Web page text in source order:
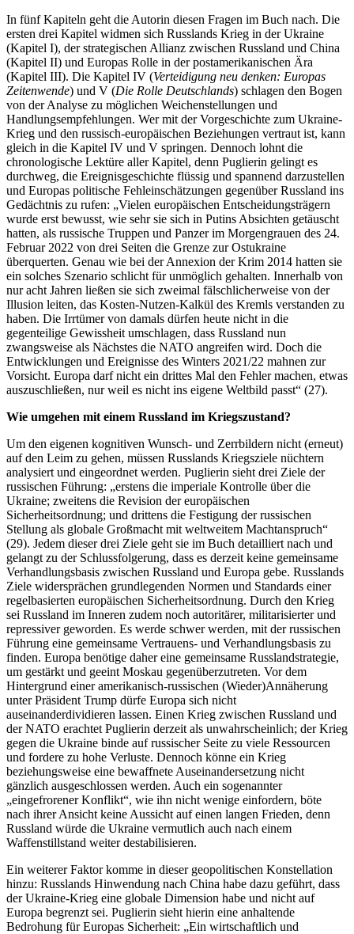
In fünf Kapiteln geht die Autorin diesen Fragen im Buch nach. Die
ersten drei Kapitel widmen sich Russlands Krieg in der Ukraine
(Kapitel I), der strategischen Allianz zwischen Russland und China
(Kapitel II) und Europas Rolle in der postamerikanischen Ära
(Kapitel III). Die Kapitel IV (Verteidigung neu denken: Europas
Zeitenwende) und V (Die Rolle Deutschlands) schlagen den Bogen
von der Analyse zu möglichen Weichenstellungen und
Handlungsempfehlungen. Wer mit der Vorgeschichte zum Ukraine-
Krieg und den russisch-europäischen Beziehungen vertraut ist, kann
gleich in die Kapitel IV und V springen. Dennoch lohnt die
chronologische Lektüre aller Kapitel, denn Puglierin gelingt es
durchweg, die Ereignisgeschichte flüssig und spannend darzustellen
und Europas politische Fehleinschätzungen gegenüber Russland ins
Gedächtnis zu rufen: „Vielen europäischen Entscheidungsträgern
wurde erst bewusst, wie sehr sie sich in Putins Absichten getäuscht
hatten, als russische Truppen und Panzer im Morgengrauen des 24.
Februar 2022 von drei Seiten die Grenze zur Ostukraine
überquerten. Genau wie bei der Annexion der Krim 2014 hatten sie
ein solches Szenario schlicht für unmöglich gehalten. Innerhalb von
nur acht Jahren ließen sie sich zweimal fälschlicherweise von der
Illusion leiten, das Kosten-Nutzen-Kalkül des Kremls verstanden zu
haben. Die Irrtümer von damals dürfen heute nicht in die
gegenteilige Gewissheit umschlagen, dass Russland nun
zwangsweise als Nächstes die NATO angreifen wird. Doch die
Entwicklungen und Ereignisse des Winters 2021/22 mahnen zur
Vorsicht. Europa darf nicht ein drittes Mal den Fehler machen, etwas
auszuschließen, nur weil es nicht ins eigene Weltbild passt“ (27).
Wie umgehen mit einem Russland im Kriegszustand?
Um den eigenen kognitiven Wunsch- und Zerrbildern nicht (erneut)
auf den Leim zu gehen, müssen Russlands Kriegsziele nüchtern
analysiert und eingeordnet werden. Puglierin sieht drei Ziele der
russischen Führung: „erstens die imperiale Kontrolle über die
Ukraine; zweitens die Revision der europäischen
Sicherheitsordnung; und drittens die Festigung der russischen
Stellung als globale Großmacht mit weltweitem Machtanspruch“
(29). Jedem dieser drei Ziele geht sie im Buch detailliert nach und
gelangt zu der Schlussfolgerung, dass es derzeit keine gemeinsame
Verhandlungsbasis zwischen Russland und Europa gebe. Russlands
Ziele widersprächen grundlegenden Normen und Standards einer
regelbasierten europäischen Sicherheitsordnung. Durch den Krieg
sei Russland im Inneren zudem noch autoritärer, militarisierter und
repressiver geworden. Es werde schwer werden, mit der russischen
Führung eine gemeinsame Vertrauens- und Verhandlungsbasis zu
finden. Europa benötige daher eine gemeinsame Russlandstrategie,
um gestärkt und geeint Moskau gegenüberzutreten. Vor dem
Hintergrund einer amerikanisch-russischen (Wieder)Annäherung
unter Präsident Trump dürfe Europa sich nicht
auseinanderdividieren lassen. Einen Krieg zwischen Russland und
der NATO erachtet Puglierin derzeit als unwahrscheinlich; der Krieg
gegen die Ukraine binde auf russischer Seite zu viele Ressourcen
und fordere zu hohe Verluste. Dennoch könne ein Krieg
beziehungsweise eine bewaffnete Auseinandersetzung nicht
gänzlich ausgeschlossen werden. Auch ein sogenannter
„eingefrorener Konflikt“, wie ihn nicht wenige einfordern, böte
nach ihrer Ansicht keine Aussicht auf einen langen Frieden, denn
Russland würde die Ukraine vermutlich auch nach einem
Waffenstillstand weiter destabilisieren.
Ein weiterer Faktor komme in dieser geopolitischen Konstellation
hinzu: Russlands Hinwendung nach China habe dazu geführt, dass
der Ukraine-Krieg eine globale Dimension habe und nicht auf
Europa begrenzt sei. Puglierin sieht hierin eine anhaltende
Bedrohung für Europas Sicherheit: „Ein wirtschaftlich und